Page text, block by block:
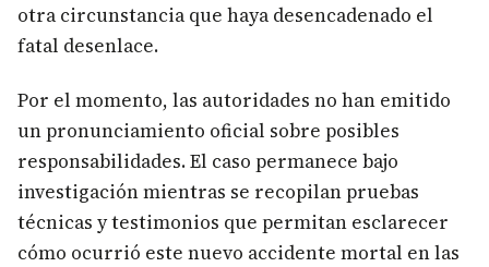
otra circunstancia que haya desencadenado el
fatal desenlace.
Por el momento, las autoridades no han emitido
un pronunciamiento oficial sobre posibles
responsabilidades. El caso permanece bajo
investigación mientras se recopilan pruebas
técnicas y testimonios que permitan esclarecer
cómo ocurrió este nuevo accidente mortal en las